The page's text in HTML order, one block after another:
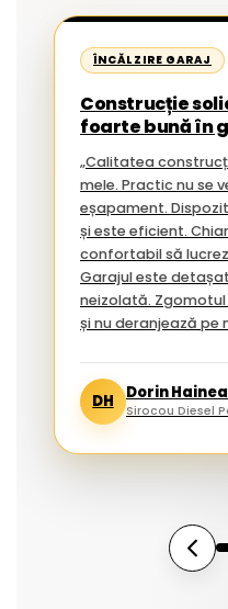
ÎNCĂLZIRE GARAJ
Construcție
foarte bună în
„Calitatea
mele. Practic nu se vede fum din țeava de
eșapament.
și este eficient.
confortabil să lucrezi doar cu un
Garajul este
neizolată.
și nu
DH Dorin
Sirocou Diesel